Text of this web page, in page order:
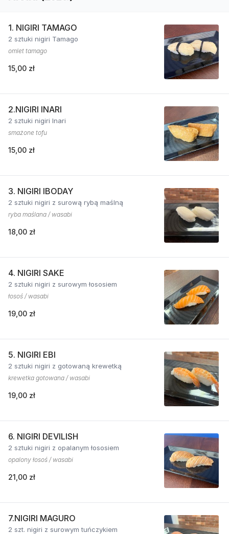
1. NIGIRI TAMAGO
2 sztuki nigiri Tamago
omlet tamago
15,00 zł
2.NIGIRI INARI
2 sztuki nigiri Inari
smażone tofu
15,00 zł
3. NIGIRI IBODAY
2 sztuki nigiri z surową rybą maślną
ryba maślana / wasabi
18,00 zł
4. NIGIRI SAKE
2 sztuki nigiri z surowym łososiem
łosoś / wasabi
19,00 zł
5. NIGIRI EBI
2 sztuki nigiri z gotowaną krewetką
krewetka gotowana / wasabi
19,00 zł
6. NIGIRI DEVILISH
2 sztuki nigiri z opalanym łososiem
opalony łosoś / wasabi
21,00 zł
7.NIGIRI MAGURO
2 szt. nigiri z surowym tuńczykiem